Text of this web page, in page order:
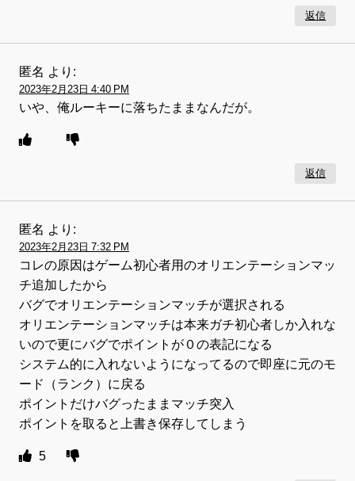
返信
匿名 より:
2023年2月23日 4:40 PM
いや、俺ルーキーに落ちたままなんだが。
返信
匿名 より:
2023年2月23日 7:32 PM
コレの原因はゲーム初心者用のオリエンテーションマッ
チ追加したから
バグでオリエンテーションマッチが選択される
オリエンテーションマッチは本来ガチ初心者しか入れな
いので更にバグでポイントが０の表記になる
システム的に入れないようになってるので即座に元のモ
ード（ランク）に戻る
ポイントだけバグったままマッチ突入
ポイントを取ると上書き保存してしまう
5